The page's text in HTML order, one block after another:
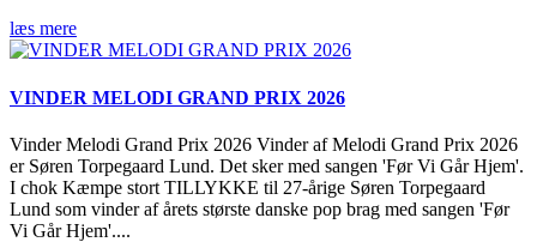
læs mere
VINDER MELODI GRAND PRIX 2026
Vinder Melodi Grand Prix 2026 Vinder af Melodi Grand Prix 2026
er Søren Torpegaard Lund. Det sker med sangen 'Før Vi Går Hjem'.
I chok Kæmpe stort TILLYKKE til 27-årige Søren Torpegaard
Lund som vinder af årets største danske pop brag med sangen 'Før
Vi Går Hjem'....